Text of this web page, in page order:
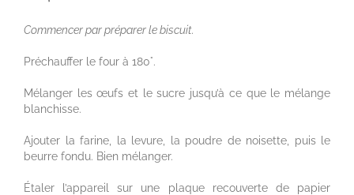
Commencer par préparer le biscuit.
Préchauffer le four à 180°.
Mélanger les œufs et le sucre jusqu’à ce que le mélange
blanchisse.
Ajouter la farine, la levure, la poudre de noisette, puis le
beurre fondu. Bien mélanger.
Étaler l’appareil sur une plaque recouverte de papier